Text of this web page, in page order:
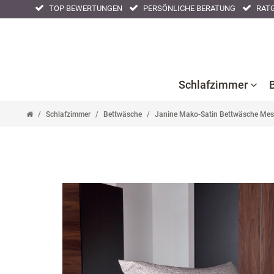
TOP BEWERTUNGEN PERSÖNLICHE BERATUNG
Schlafzimmer
Nachtwäsche
Schlafzimmer Bettwäsche Janine Mako-Satin Bettwäsche